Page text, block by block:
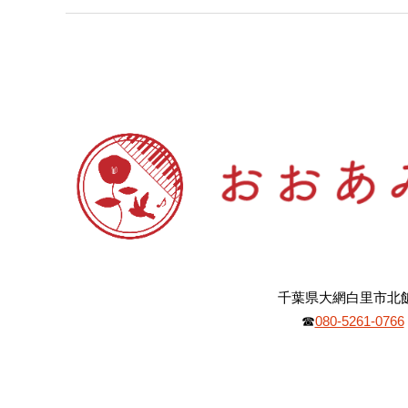
千葉県大網白里市北
☎︎080-5261-0766